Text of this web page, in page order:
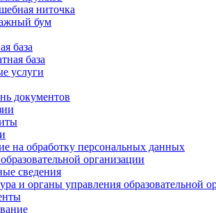
ниточка
бум
база
база
услуги
документов
на обработку персональных данных
организации
сведения
и органы управления образовательной